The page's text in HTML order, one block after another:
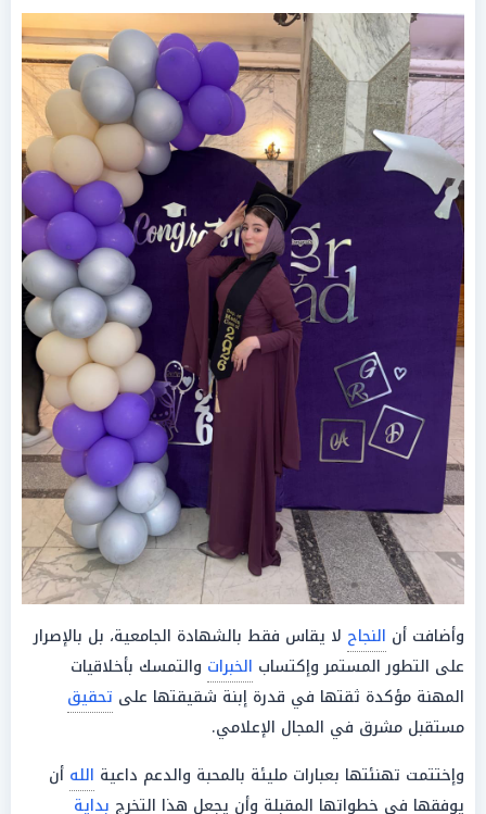
وأضافت أن النجاح لا يقاس فقط بالشهادة الجامعية، بل بالإصرار
على التطور المستمر وإكتساب الخبرات والتمسك بأخلاقيات
المهنة مؤكدة ثقتها في قدرة إبنة شقيقتها على تحقيق
مستقبل مشرق في المجال الإعلامي.
وإختتمت تهنئتها بعبارات مليئة بالمحبة والدعم داعية الله أن
يوفقها في خطواتها المقبلة وأن يجعل هذا التخرج بداية